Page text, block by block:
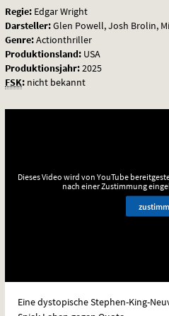
Regie: Edgar Wright
Darsteller:Glen Powell, Josh Brolin,
Genre:Actionthriller
Produktionsland: USA
Produktionsjahr:2025
FSK: nicht bekannt
Dieses Video wird von YouTube
nach einer Zustimmung
Eine dystopische Stephen-King-